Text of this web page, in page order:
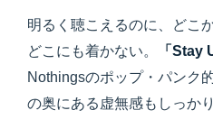
明るく聴こえるのに、どこ
どこにも着かない。
「Stay
Nothingsのポップ・パンク
の奥にある虚無感もしっか